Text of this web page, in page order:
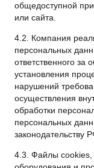
общедоступной
или сайта.
4.2. Компания
персональных
ответственного за
установления
нарушений
осуществления
обработки
персональных
законодательству
4.3. Файлы cookies,